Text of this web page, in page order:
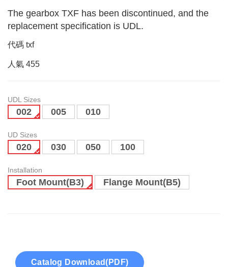
The gearbox TXF has been discontinued, and the
replacement specification is UDL.
代碼 txf
人氣 455
UDL Sizes
002 005 010
UD Sizes
020 030 050 100
Installation
Foot Mount(B3) Flange Mount(B5)
Catalog Download(PDF)